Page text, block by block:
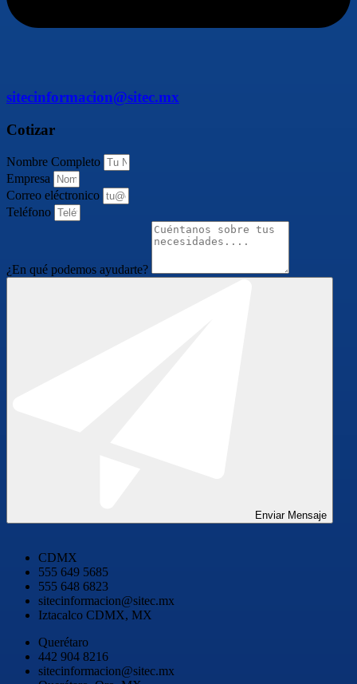
sitecinformacion@sitec.mx
Cotizar
Nombre Completo
Empresa
Correo eléctronico
Teléfono
¿En qué podemos ayudarte?
Enviar Mensaje
CDMX
555 649 5685
555 648 6823
sitecinformacion@sitec.mx
Iztacalco CDMX, MX
Querétaro
442 904 8216
sitecinformacion@sitec.mx